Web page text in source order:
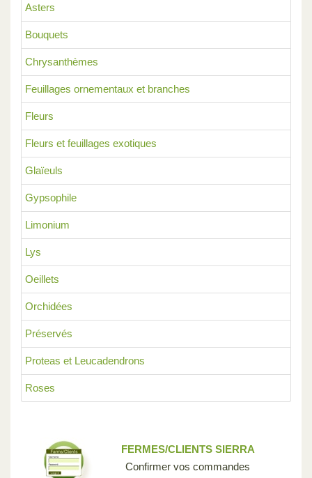
Asters
Bouquets
Chrysanthèmes
Feuillages ornementaux et branches
Fleurs
Fleurs et feuillages exotiques
Glaïeuls
Gypsophile
Limonium
Lys
Oeillets
Orchidées
Préservés
Proteas et Leucadendrons
Roses
FERMES/CLIENTS SIERRA
Confirmer vos commandes